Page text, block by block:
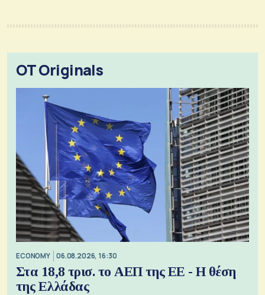
OT Originals
ECONOMY 06.08.2026, 16:30
Στα 18,8 τρισ. το ΑΕΠ της ΕΕ - Η θέση
της Ελλάδας